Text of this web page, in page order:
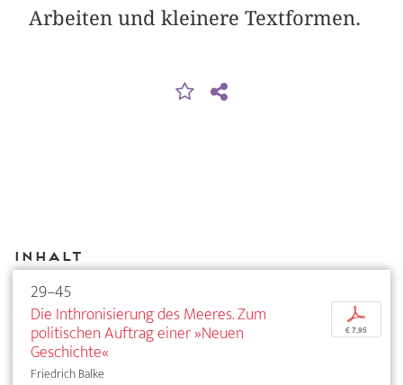
Arbeiten und kleinere Textformen.
Inhalt
29–45
Die Inthronisierung des Meeres. Zum
politischen Auftrag einer »Neuen
Geschichte«
Friedrich Balke
p
€ 7,95